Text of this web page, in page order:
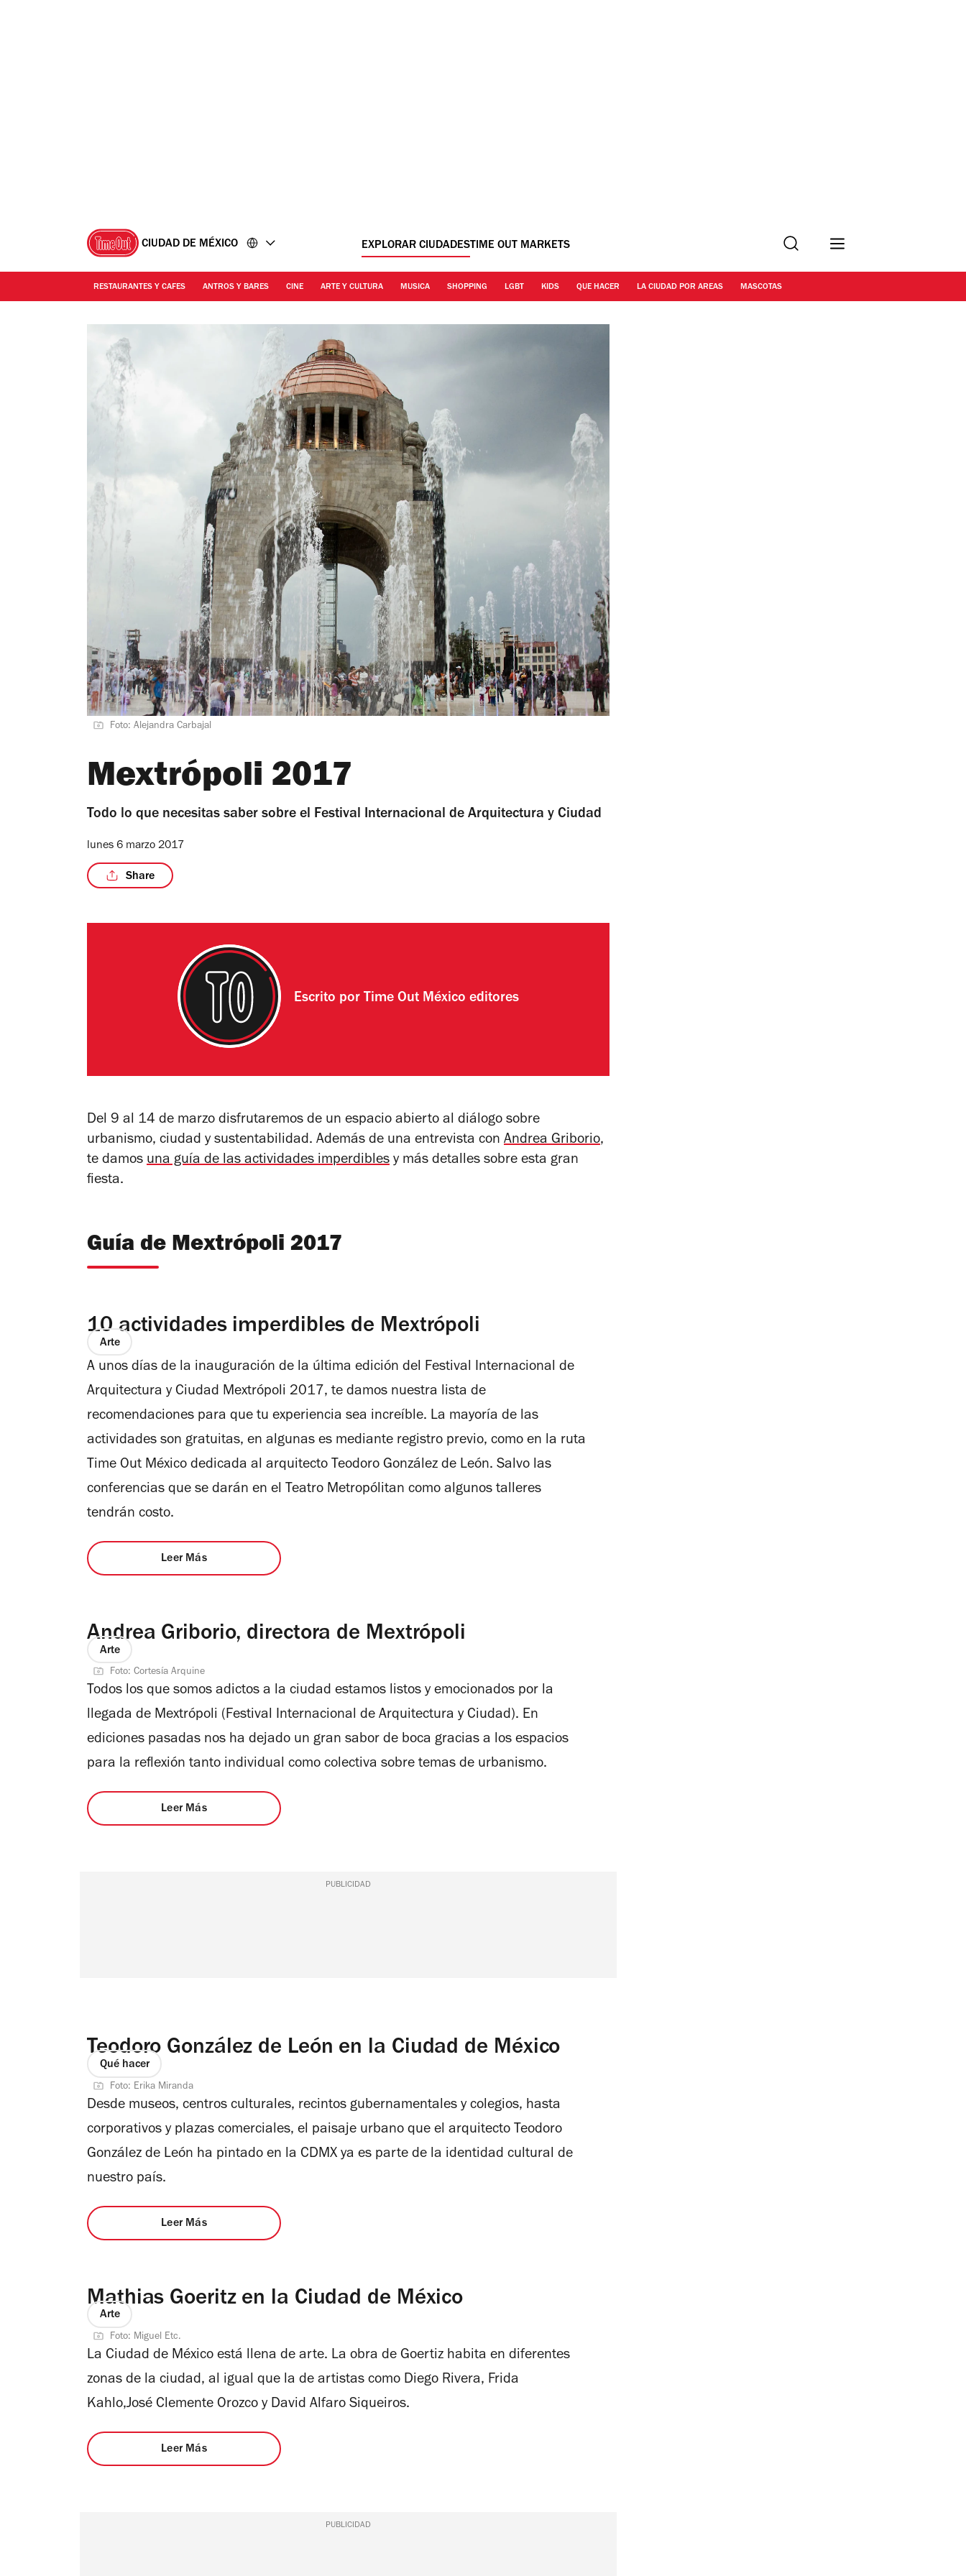
CIUDAD DE MÉXICO EXPLORAR CIUDADESTIME OUT MARKETS Buscar
RESTAURANTES Y CAFES ANTROS Y BARES CINE ARTE Y CULTURA MUSICA SHOPPING LGBT KIDS QUE HACER LA CIUDAD POR AREAS MASCOTAS
Foto: Alejandra Carbajal
Mextrópoli 2017
Todo lo que necesitas saber sobre el Festival Internacional de Arquitectura y Ciudad
lunes 6 marzo 2017
Share
Escrito por Time Out México editores
Del 9 al 14 de marzo disfrutaremos de un espacio abierto al diálogo sobre
urbanismo, ciudad y sustentabilidad. Además de una entrevista con Andrea Griborio,
te damos una guía de las actividades imperdibles y más detalles sobre esta gran
fiesta.
Guía de Mextrópoli 2017
10 actividades imperdibles de Mextrópoli
Arte
A unos días de la inauguración de la última edición del Festival Internacional de
Arquitectura y Ciudad Mextrópoli 2017, te damos nuestra lista de
recomendaciones para que tu experiencia sea increíble. La mayoría de las
actividades son gratuitas, en algunas es mediante registro previo, como en la ruta
Time Out México dedicada al arquitecto Teodoro González de León. Salvo las
conferencias que se darán en el Teatro Metropólitan como algunos talleres
tendrán costo.
Leer Más
Andrea Griborio, directora de Mextrópoli
Arte
Foto: Cortesía Arquine
Todos los que somos adictos a la ciudad estamos listos y emocionados por la
llegada de Mextrópoli (Festival Internacional de Arquitectura y Ciudad). En
ediciones pasadas nos ha dejado un gran sabor de boca gracias a los espacios
para la reflexión tanto individual como colectiva sobre temas de urbanismo.
Leer Más
PUBLICIDAD
Teodoro González de León en la Ciudad de México
Qué hacer
Foto: Erika Miranda
Desde museos, centros culturales, recintos gubernamentales y colegios, hasta
corporativos y plazas comerciales, el paisaje urbano que el arquitecto Teodoro
González de León ha pintado en la CDMX ya es parte de la identidad cultural de
nuestro país.
Leer Más
Mathias Goeritz en la Ciudad de México
Arte
Foto: Miguel Etc.
La Ciudad de México está llena de arte. La obra de Goertiz habita en diferentes
zonas de la ciudad, al igual que la de artistas como Diego Rivera, Frida
Kahlo,José Clemente Orozco y David Alfaro Siqueiros.
Leer Más
PUBLICIDAD